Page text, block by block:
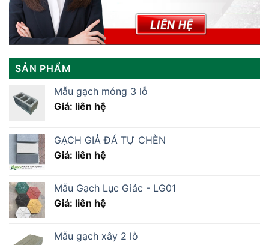
SẢN PHẨM
Mẫu gạch móng 3 lỗ
Giá: liên hệ
GẠCH GIẢ ĐÁ TỰ CHÈN
Giá: liên hệ
Mẫu Gạch Lục Giác - LG01
Giá: liên hệ
Mẫu gạch xây 2 lỗ